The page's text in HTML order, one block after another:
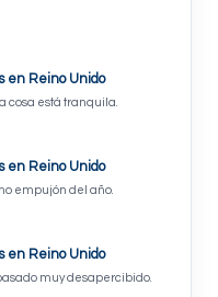
en Reino Unido
cosa está tranquila.
en Reino Unido
empujón del año.
en Reino Unido
muy desapercibido.